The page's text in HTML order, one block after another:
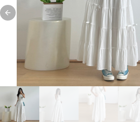
Previous slide